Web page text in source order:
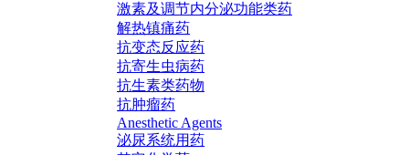
激素及调节内分泌功能类药
解热镇痛药
抗变态反应药
抗寄生虫病药
抗生素类药物
抗肿瘤药
Anesthetic Agents
泌尿系统用药